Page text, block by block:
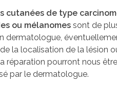
cutanées de type
ou mélanomes sont de
dermatologue,
la localisation de la lésion
réparation pourront nous
par le dermatologue.